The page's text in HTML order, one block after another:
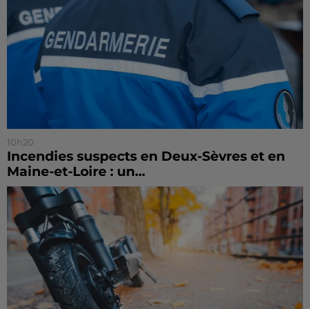
10h20
Incendies suspects en Deux-Sèvres et en
Maine-et-Loire : un...